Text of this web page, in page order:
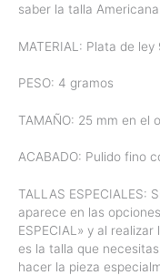
saber la talla Americana.
MATERIAL: Plata de
PESO: 4 gramos
TAMAÑO: 25 mm en el
ACABADO: Pulido fino
TALLAS ESPECIALES:
aparece en las
ESPECIAL» y al
es la talla que
hacer la pieza